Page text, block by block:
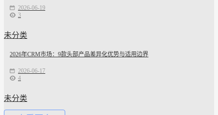
2026-06-19
3
未分类
2026年CRM市场：9款头部产品差异化优势与适用边界
2026-06-17
4
未分类